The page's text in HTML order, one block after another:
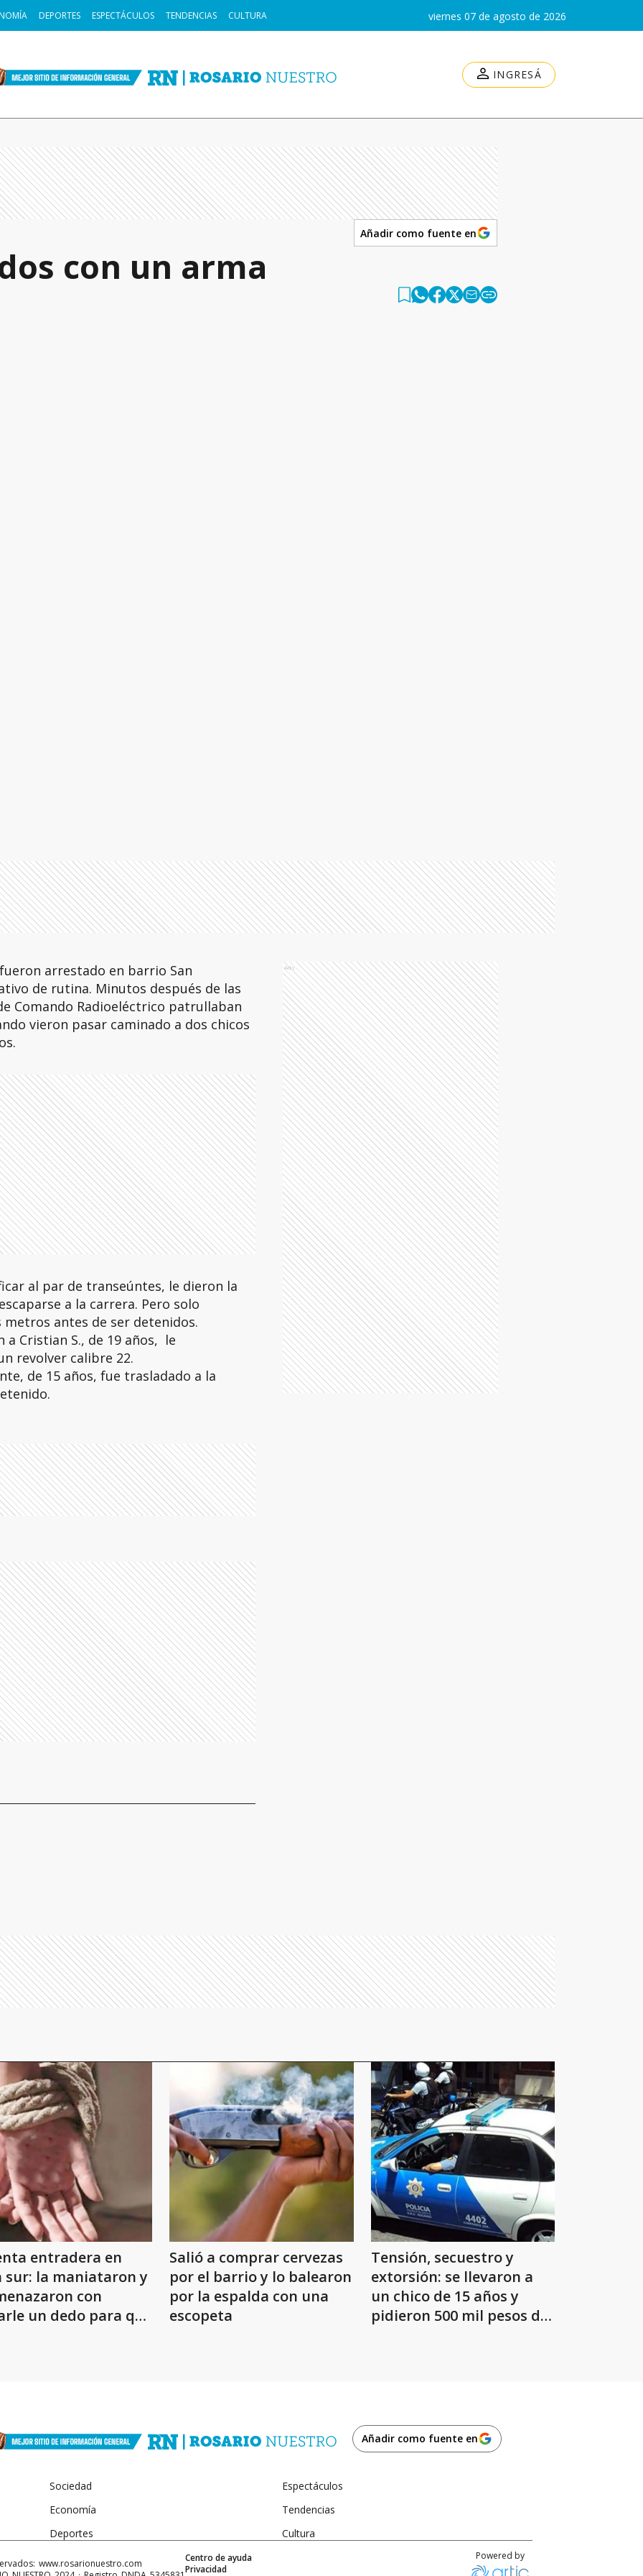
DEPORTES ESPECTÁCULOS TENDENCIAS CULTURA viernes 07 de agosto de 2026
INGRESÁ
Añadir como fuente en
con un arma
arrestado en barrio San
de rutina. Minutos después de las
Comando Radioeléctrico patrullaban
vieron pasar caminado a dos chicos
al par de transeúntes, le dieron la
a la carrera. Pero solo
antes de ser detenidos.
Cristian S., de 19 años, le
revolver calibre 22.
de 15 años, fue trasladado a la
Ads
entradera en
sur: la maniataron y
con
un dedo para que
Salió a comprar cervezas
por el barrio y lo balearon
por la espalda con una
escopeta
Tensión, secuestro y
extorsión: se llevaron a
un chico de 15 años y
pidieron 500 mil pesos de
Añadir como fuente en
Sociedad
Economía
Deportes
Espectáculos
Tendencias
Cultura
www.rosarionuestro.com
Privacidad
Centro de ayuda Powered by